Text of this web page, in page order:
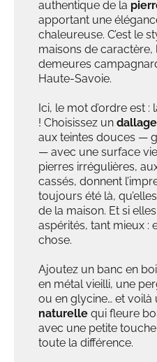
authentique de la
apportant une
chaleureuse. C’est le
maisons de caractère,
demeures
Haute-Savoie.
Ici, le mot d’ordre est
! Choisissez un
aux teintes douces —
— avec une surface
pierres irrégulières,
cassés, donnent
toujours été là,
de la maison. Et si
aspérités, tant mieux :
chose.
Ajoutez un banc en
en métal vieilli, une
ou en glycine… et voilà
naturelle qui fleure
avec une petite
toute la différence.